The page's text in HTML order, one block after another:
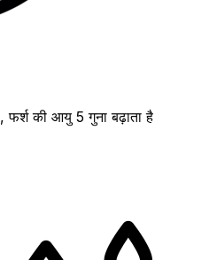
फर्श की आयु 5 गुना बढ़ाता है